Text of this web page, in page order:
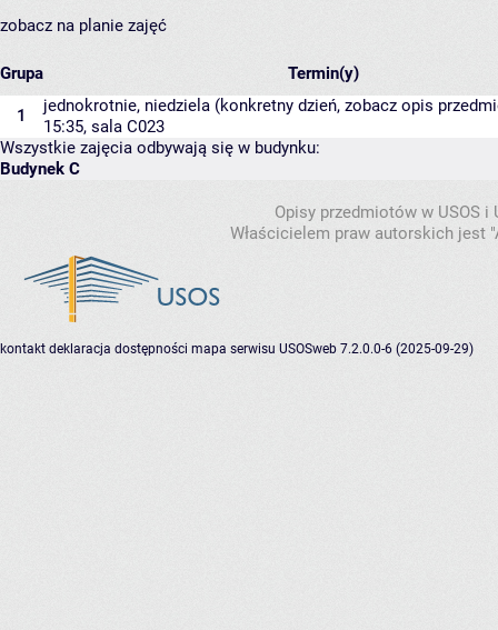
zobacz na planie zajęć
Grupa Termin(y)
1
jednokrotnie, niedziela (konkretny dzień, zobacz opis
15:35, sala C023
Wszystkie zajęcia odbywają się w budynku:
Budynek C
Opisy przedmiotów w USOS
Właścicielem praw autorskich jest
kontakt deklaracja dostępności mapa serwisu USOSweb 7.2.0.0-6 (2025-09-29)